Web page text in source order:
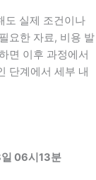
도 실제 조건이나
요한 자료, 비용 발
면 이후 과정에서
단계에서 세부 내
06시13분